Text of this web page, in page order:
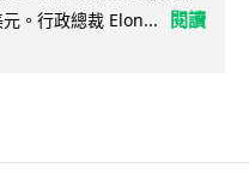
。行政總裁 Elon...
閱讀